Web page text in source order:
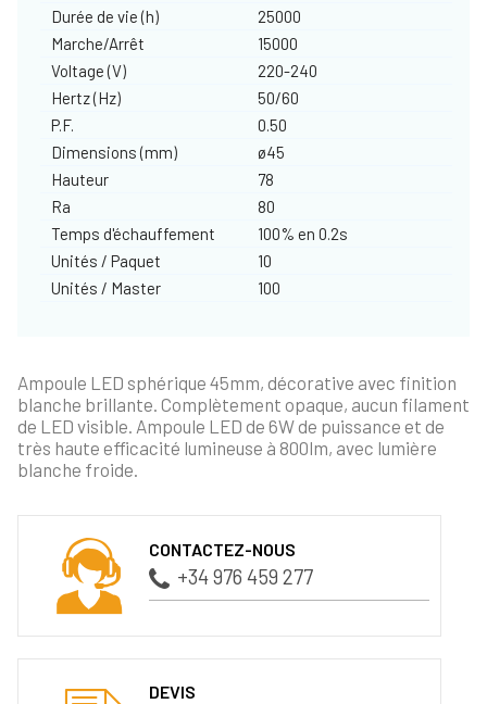
Durée de vie (h)
25000
Marche/Arrêt
15000
Voltage (V)
220-240
Hertz (Hz)
50/60
P.F.
0.50
Dimensions (mm)
ø45
Hauteur
78
Ra
80
Temps d'échauffement
100% en 0.2s
Unités / Paquet
10
Unités / Master
100
Ampoule LED sphérique 45mm, décorative avec finition
blanche brillante. Complètement opaque, aucun filament
de LED visible. Ampoule LED de 6W de puissance et de
très haute efficacité lumineuse à 800lm, avec lumière
blanche froide.
CONTACTEZ-NOUS
+34 976 459 277
DEVIS